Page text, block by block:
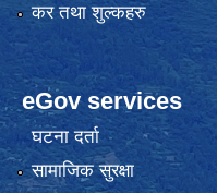
कर तथा शुल्कहरु
eGov services
घटना दर्ता
सामाजिक सुरक्षा